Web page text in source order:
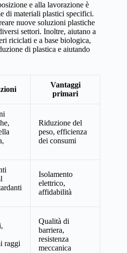
e alla lavorazione è
di materiali plastici specifici.
nuove soluzioni plastiche
settori. Inoltre, aiutano a
riciclati e a base biologica,
di plastica e aiutando
Vantaggi
primari
Riduzione del
peso, efficienza
dei consumi
Isolamento
elettrico,
affidabilità
raggi
Qualità di
barriera,
resistenza
meccanica